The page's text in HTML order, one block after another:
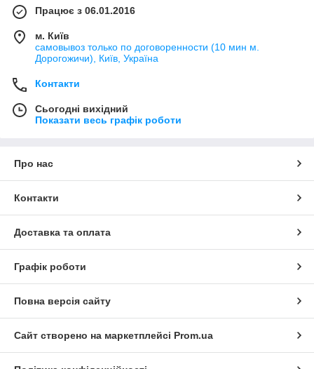
Працює з 06.01.2016
м. Київ
самовывоз только по договоренности (10 мин м.
Дорогожичи), Київ, Україна
Контакти
Сьогодні вихідний
Показати весь графік роботи
Про нас
Контакти
Доставка та оплата
Графік роботи
Повна версія сайту
Сайт створено на маркетплейсі Prom.ua